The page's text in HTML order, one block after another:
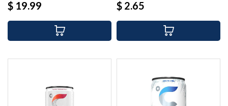
Precio
$ 19.99 Precio
$ 2.65